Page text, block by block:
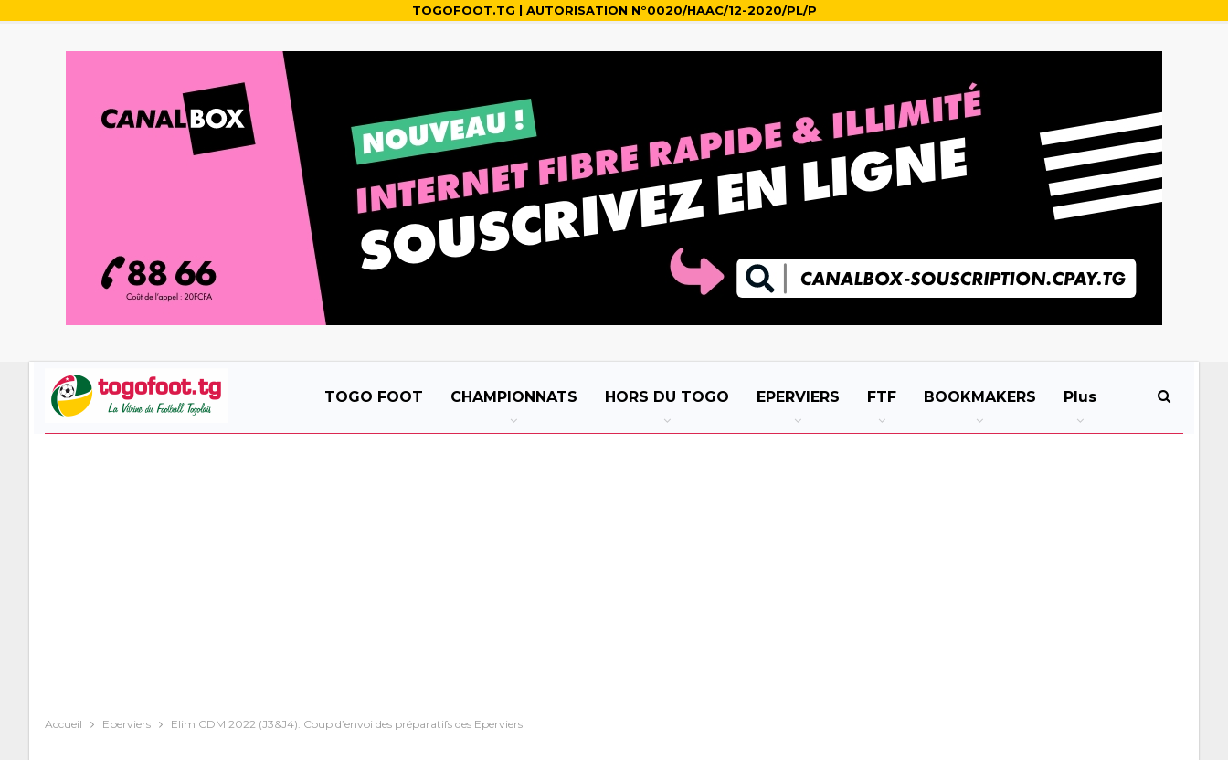
TOGOFOOT.TG | AUTORISATION N°0020/HAAC/12-2020/PL/P
TOGO FOOT CHAMPIONNATS HORS DU TOGO EPERVIERS FTF BOOKMAKERS Plus
Accueil Eperviers Elim CDM 2022 (J3&J4): Coup d’envoi des préparatifs des Eperviers